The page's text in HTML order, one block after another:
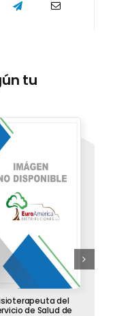
tu
del
de Salud de